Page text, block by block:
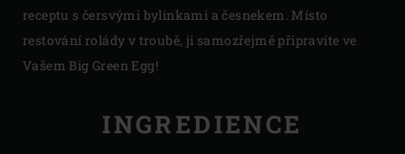
receptu s čersvými bylinkami a česnekem. Místo
restování rolády v troubě, ji samozřejmě připravíte ve
Vašem Big Green Egg!
INGREDIENCE